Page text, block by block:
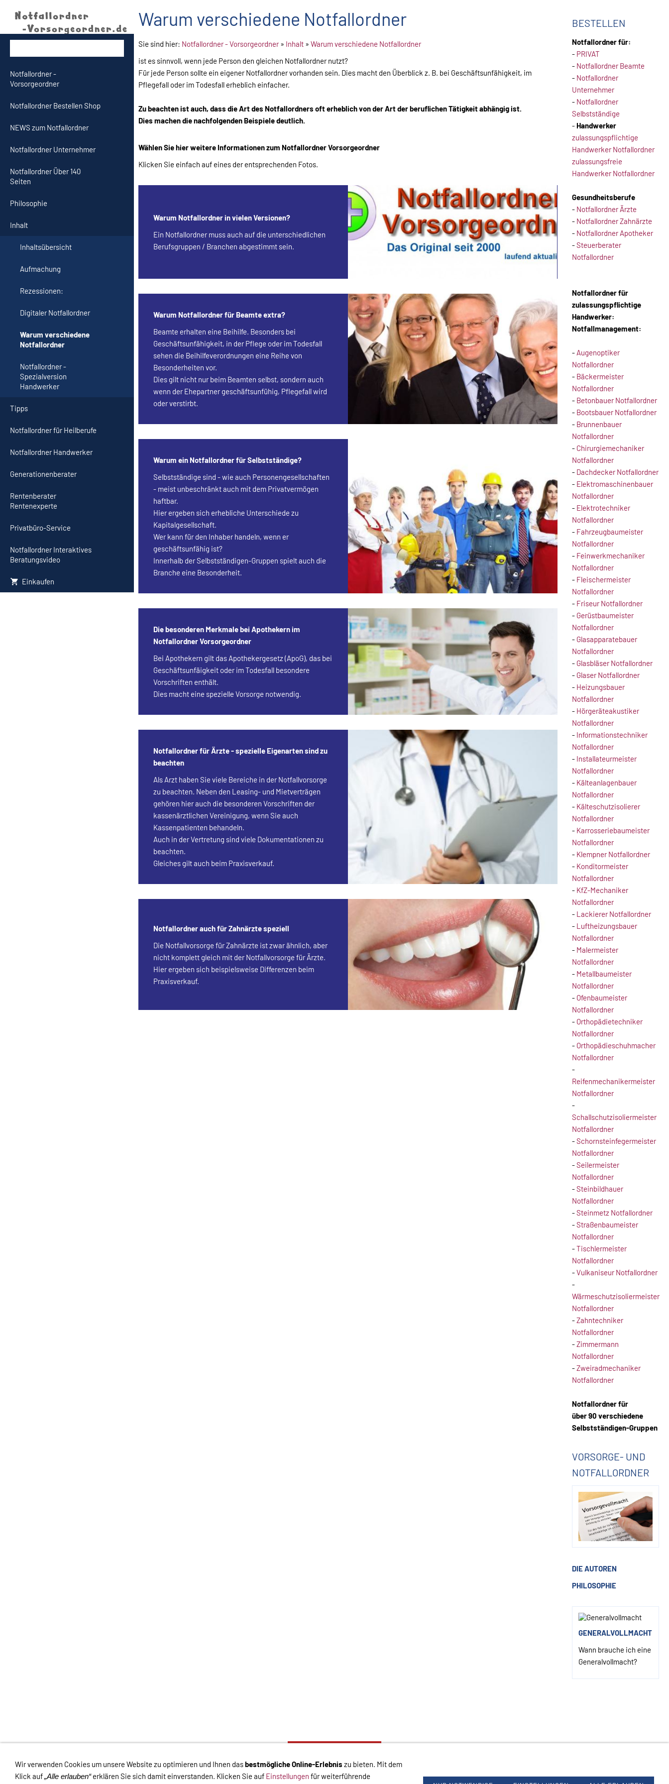
Notfallordner -
Vorsorgeordner
Notfallordner Bestellen Shop
NEWS zum Notfallordner
Notfallordner Unternehmer
Notfallordner Über 140
Seiten
Philosophie
Inhalt
Inhaltsübersicht
Aufmachung
Rezessionen:
Digitaler Notfallordner
Warum verschiedene
Notfallordner
Notfallordner -
Spezialversion
Handwerker
Tipps
Notfallordner für Heilberufe
Notfallordner Handwerker
Generationenberater
Rentenberater
Rentenexperte
Privatbüro-Service
Notfallordner Interaktives
Beratungsvideo
Einkaufen
Warum verschiedene Notfallordner
Sie sind hier: Notfallordner - Vorsorgeordner» Inhalt» Warum verschiedene Notfallordner
ist es sinnvoll, wenn jede Person den gleichen Notfallordner nutzt?
Für jede Person sollte ein eigener Notfallordner vorhanden sein. Dies macht den Überblick z. B. bei Geschäftsunfähigkeit, im
Pflegefall oder im Todesfall erheblich einfacher.
Zu beachten ist auch, dass die Art des Notfallordners oft erheblich von der Art der beruflichen Tätigkeit abhängig ist.
Dies machen die nachfolgenden Beispiele deutlich.
Wählen Sie hier weitere Informationen zum Notfallordner Vorsorgeordner
Klicken Sie einfach auf eines der entsprechenden Fotos.
Warum Notfallordner in vielen Versionen?
Ein Notfallordner muss auch auf die unterschiedlichen
Berufsgruppen / Branchen abgestimmt sein.
Warum Notfallordner für Beamte extra?
Beamte erhalten eine Beihilfe. Besonders bei
Geschäftsunfähigkeit, in der Pflege oder im Todesfall
sehen die Beihilfeverordnungen eine Reihe von
Besonderheiten vor.
Dies gilt nicht nur beim Beamten selbst, sondern auch
wenn der Ehepartner geschäftsunfühig, Pflegefall wird
oder verstirbt.
Warum ein Notfallordner für Selbstständige?
Selbstständige sind - wie auch Personengesellschaften
- meist unbeschränkt auch mit dem Privatvermögen
haftbar.
Hier ergeben sich erhebliche Unterschiede zu
Kapitalgesellschaft.
Wer kann für den Inhaber handeln, wenn er
geschäftsunfähig ist?
Innerhalb der Selbstständigen-Gruppen spielt auch die
Branche eine Besonderheit.
Die besonderen Merkmale bei Apothekern im
Notfallordner Vorsorgeordner
Bei Apothekern gilt das Apothekergesetz (ApoG), das bei
Geschäftsunfäigkeit oder im Todesfall besondere
Vorschriften enthält.
Dies macht eine spezielle Vorsorge notwendig.
Notfallordner für Ärzte - spezielle Eigenarten sind zu
beachten
Als Arzt haben Sie viele Bereiche in der Notfallvorsorge
zu beachten. Neben den Leasing- und Mietverträgen
gehören hier auch die besonderen Vorschriften der
kassenärztlichen Vereinigung, wenn Sie auch
Kassenpatienten behandeln.
Auch in der Vertretung sind viele Dokumentationen zu
beachten.
Gleiches gilt auch beim Praxisverkauf.
Notfallordner auch für Zahnärzte speziell
Die Notfallvorsorge für Zahnärzte ist zwar ähnlich, aber
nicht komplett gleich mit der Notfallvorsorge für Ärzte.
Hier ergeben sich beispielsweise Differenzen beim
Praxisverkauf.
BESTELLEN
Notfallordner für:
- PRIVAT
- Notfallordner Beamte
- Notfallordner
Unternehmer
- Notfallordner
Selbstständige
- Handwerker
zulassungspflichtige
Handwerker Notfallordner
zulassungsfreie
Handwerker Notfallordner
Gesundheitsberufe
- Notfallordner Ärzte
- Notfallordner Zahnärzte
- Notfallordner Apotheker
-Steuerberater
Notfallordner
Notfallordner für
zulassungspflichtige
Handwerker:
Notfallmanagement:
- Augenoptiker
Notfallordner
- Bäckermeister
Notfallordner
- Betonbauer Notfallordner
- Bootsbauer Notfallordner
- Brunnenbauer
Notfallordner
- Chirurgiemechaniker
Notfallordner
- Dachdecker Notfallordner
- Elektromaschinenbauer
Notfallordner
- Elektrotechniker
Notfallordner
- Fahrzeugbaumeister
Notfallordner
- Feinwerkmechaniker
Notfallordner
- Fleischermeister
Notfallordner
- Friseur Notfallordner
- Gerüstbaumeister
Notfallordner
- Glasapparatebauer
Notfallordner
- Glasbläser Notfallordner
- Glaser Notfallordner
- Heizungsbauer
Notfallordner
- Hörgeräteakustiker
Notfallordner
- Informationstechniker
Notfallordner
- Installateurmeister
Notfallordner
- Kälteanlagenbauer
Notfallordner
- Kälteschutzisolierer
Notfallordner
- Karrosseriebaumeister
Notfallordner
- Klempner Notfallordner
- Konditormeister
Notfallordner
- KfZ-Mechaniker
Notfallordner
- Lackierer Notfallordner
- Luftheizungsbauer
Notfallordner
- Malermeister
Notfallordner
- Metallbaumeister
Notfallordner
- Ofenbaumeister
Notfallordner
- Orthopädietechniker
Notfallordner
- Orthopädieschuhmacher
Notfallordner
-
Reifenmechanikermeister
Notfallordner
-
Schallschutzisoliermeister
Notfallordner
-Schornsteinfegermeister
Notfallordner
-Seilermeister
Notfallordner
-Steinbildhauer
Notfallordner
-Steinmetz Notfallordner
-Straßenbaumeister
Notfallordner
-Tischlermeister
Notfallordner
-Vulkaniseur Notfallordner
-
Wärmeschutzisoliermeister
Notfallordner
-Zahntechniker
Notfallordner
-Zimmermann
Notfallordner
-Zweiradmechaniker
Notfallordner
Notfallordner für
über 90 verschiedene
Selbstständigen-Gruppen
VORSORGE- UND
NOTFALLORDNER
DIE AUTOREN
PHILOSOPHIE
GENERALVOLLMACHT
Wann brauche ich eine
Generalvollmacht?
AGB Versand
Wir verwenden Cookies um unsere Website zu optimieren und Ihnen dasbestmögliche Online-Erlebnis zu bieten. Mit dem
Klick auf„Alle erlauben“erklären Sie sich damit einverstanden. Klicken Sie auf Einstellungen für weiterführende